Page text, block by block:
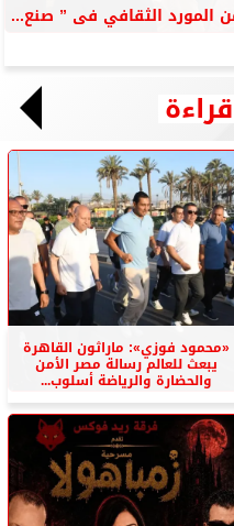
المورد الثقافي فى ” صنع...
«محمود فوزي»: ماراثون القاهرة
يبعث للعالم رسالة مصر الأمن
والحضارة والرياضة أسلوب...